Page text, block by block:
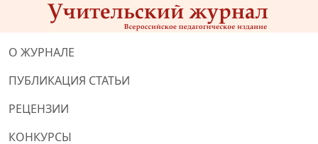
О ЖУРНАЛЕ
ПУБЛИКАЦИЯ СТАТЬИ
РЕЦЕНЗИИ
КОНКУРСЫ